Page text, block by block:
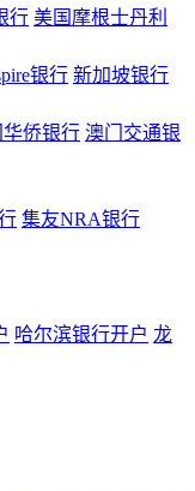
行 美国摩根士丹利
银行 新加坡银行
侨银行 澳门交通银
集友NRA银行
哈尔滨银行开户 龙